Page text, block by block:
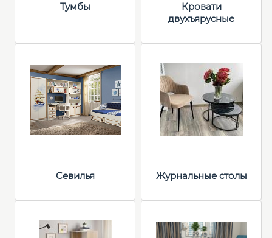
Тумбы
Кровати
двухъярусные
Севилья Журнальные столы